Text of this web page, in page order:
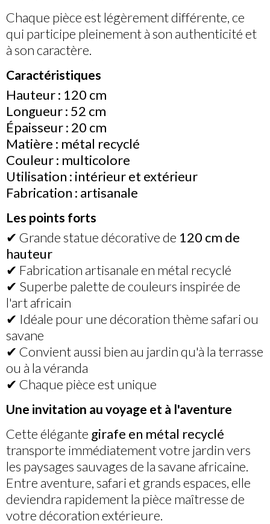
Chaque pièce est légèrement différente, ce
qui participe pleinement à son authenticité et
à son caractère.
Caractéristiques
Hauteur : 120 cm
Longueur : 52 cm
Épaisseur : 20 cm
Matière : métal recyclé
Couleur : multicolore
Utilisation : intérieur et extérieur
Fabrication : artisanale
Les points forts
✔ Grande statue décorative de 120 cm de
hauteur
✔ Fabrication artisanale en métal recyclé
✔ Superbe palette de couleurs inspirée de
l'art africain
✔ Idéale pour une décoration thème safari ou
savane
✔ Convient aussi bien au jardin qu'à la terrasse
ou à la véranda
✔ Chaque pièce est unique
Une invitation au voyage et à l'aventure
Cette élégante girafe en métal recyclé
transporte immédiatement votre jardin vers
les paysages sauvages de la savane africaine.
Entre aventure, safari et grands espaces, elle
deviendra rapidement la pièce maîtresse de
votre décoration extérieure.